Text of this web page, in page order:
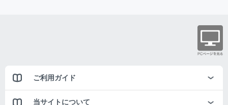
ご利用ガイド
当サイトについて